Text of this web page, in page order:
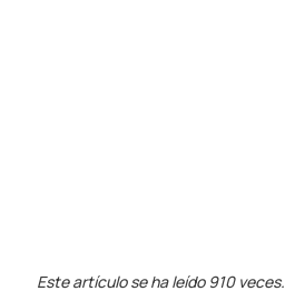
Este artículo se ha leído 910 veces.